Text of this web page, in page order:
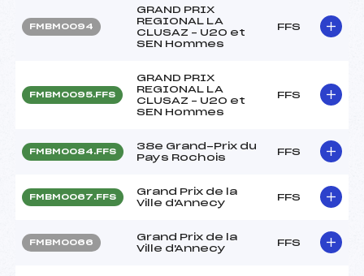
FMBM0094
GRAND PRIX
REGIONAL LA
CLUSAZ – U20 et
SEN Hommes
FFS
FMBM0095.FFS
GRAND PRIX
REGIONAL LA
CLUSAZ – U20 et
SEN Hommes
FFS
FMBM0084.FFS
38e Grand-Prix du
Pays Rochois
FFS
FMBM0067.FFS
Grand Prix de la
Ville d'Annecy
FFS
FMBM0066
Grand Prix de la
Ville d'Annecy
FFS